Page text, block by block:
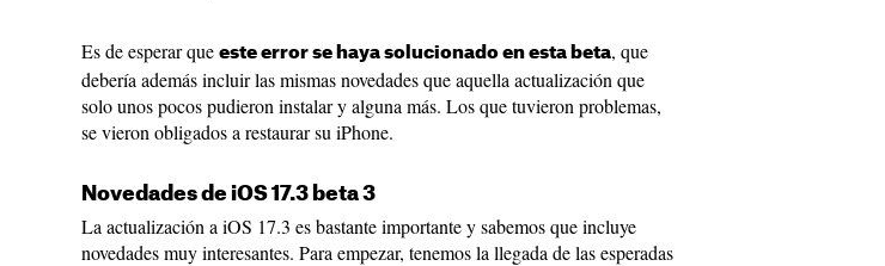
Es de esperar que este error se haya solucionado en esta beta, que
debería además incluir las mismas novedades que aquella actualización que
solo unos pocos pudieron instalar y alguna más. Los que tuvieron problemas,
se vieron obligados a restaurar su iPhone.
Novedades de iOS 17.3 beta 3
La actualización a iOS 17.3 es bastante importante y sabemos que incluye
novedades muy interesantes. Para empezar, tenemos la llegada de las esperadas